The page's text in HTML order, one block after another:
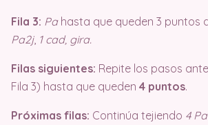
Fila 3: Pahasta que queden 3 puntos
Pa2j, 1 cad, gira.
Filas siguientes: Repite los pasos
Fila 3) hasta que queden 4 puntos.
Próximas filas: Continúa tejiendo 4 Pa